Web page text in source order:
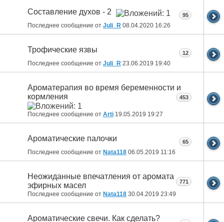
Составление духов - 2
Последнее сообщение от Juli_R 08.04.2020 16:26
95
Трофические язвы
Последнее сообщение от Juli_R 23.06.2019 19:40
12
Ароматерапия во время беременности и
кормления
Последнее сообщение от Arti 19.05.2019 19:27
453
Ароматические палочки
Последнее сообщение от Nata118 06.05.2019 11:16
65
Неожиданные впечатления от аромата
эфирных масел
Последнее сообщение от Nata118 30.04.2019 23:49
771
Ароматические свечи. Как сделать?